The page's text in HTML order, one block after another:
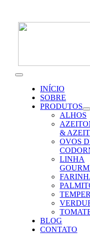
content
Toggle
NavigationINÍCIO
SOBRE
PRODUTOS
ALHOS
&
OVOS
LINHA
BLOG
CONTATO